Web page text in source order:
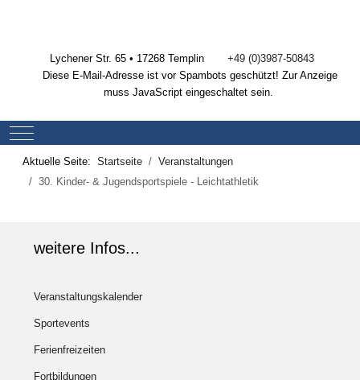
Lychener Str. 65 • 17268 Templin
+49 (0)3987-50843
Diese E-Mail-Adresse ist vor Spambots geschützt! Zur Anzeige
muss JavaScript eingeschaltet sein.
Mobile Menu Toggle
Aktuelle Seite: Startseite
Veranstaltungen
30. Kinder- & Jugendsportspiele - Leichtathletik
weitere Infos...
Veranstaltungskalender
Sportevents
Ferienfreizeiten
Fortbildungen